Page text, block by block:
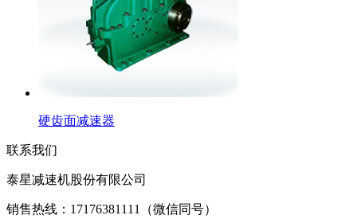
硬齿面减速器
联系我们
泰星减速机股份有限公司
销售热线：17176381111（微信同号）